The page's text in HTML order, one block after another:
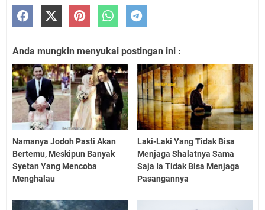
Anda mungkin menyukai postingan ini :
Namanya Jodoh Pasti Akan
Bertemu, Meskipun Banyak
Syetan Yang Mencoba
Menghalau
Laki-Laki Yang Tidak Bisa
Menjaga Shalatnya Sama
Saja Ia Tidak Bisa Menjaga
Pasangannya